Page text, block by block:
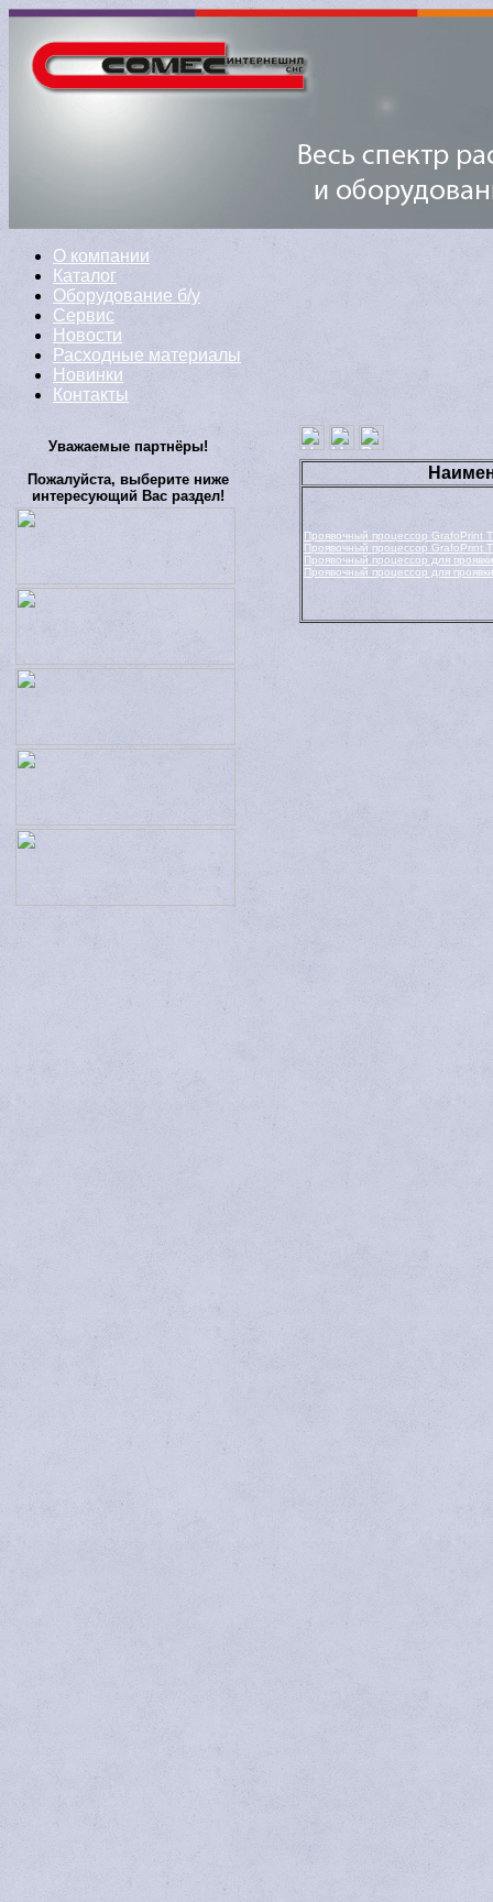
О компании
Каталог
Оборудование б/у
Сервис
Новости
Расходные материалы
Новинки
Контакты
Уважаемые партнёры!
Пожалуйста, выберите ниже
интересующий Вас раздел!
Проявочный процессор GrafoPrint
Проявочный процессор GrafoPrint
Проявочный процессор для
Проявочный процессор для